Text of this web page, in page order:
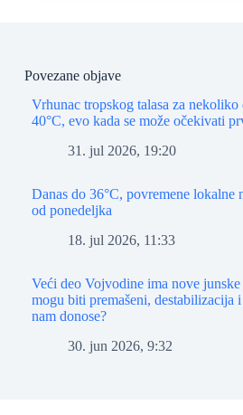
Povezane objave
Vrhunac tropskog talasa za nekoliko
40°C, evo kada se može očekivati
31. jul 2026, 19:20
Danas do 36°C, povremene lokalne
od ponedeljka
18. jul 2026, 11:33
Veći deo Vojvodine ima nove
mogu biti premašeni, destabilizacija
nam donose?
30. jun 2026, 9:32